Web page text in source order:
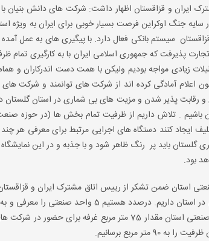
ایران و قزاقستان اظهار داشت: شرکت های دانش بنیان با
جنگ اوکراین فرصت بسیار خوبی برای ایران به ویژه
پذیرفت که جمهوری اسلامی ایران با به کارگیری تمام
1400 تا کنون با تعطیلات زیادی مواجه بودیم ولیکن با همت دست
اعلام آمادگی کرده اند از شرکت های توانمند و شرکت
و رقابت پذیر شدن و مزیت های بی شماری در استان
. تلاش داریم از ظرفیت تمام بخش ها (در حوزه صنعت
ایجاد کنند دستگاه های اجرایی مرتبط برای معرفی هر
گلستان باید پر رنگ ظاهر شود و با جذبه و در این
بود.
ضمن تشکر از رییس اتاق مشترک ایران و قزاقستان
دلنش بنیان ظرفیت های بسیار خوبی در استان
حضور پیدا کنند، شرکت شهرک های صنعتی استان مقدار 75
مربع برسانیم.